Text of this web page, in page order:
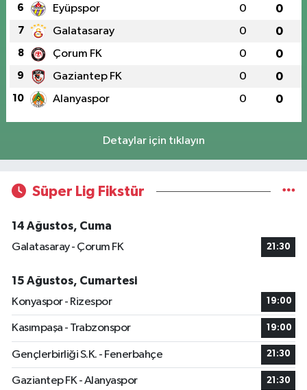
6 Eyüpspor 0 0
7 Galatasaray 0 0
8 Çorum FK 0 0
9 Gaziantep FK 0 0
10 Alanyaspor 0 0
Detaylar için tıklayın
Süper Lig Fikstür
14 Ağustos, Cuma
Galatasaray - Çorum FK
21:30
15 Ağustos, Cumartesi
Konyaspor - Rizespor
19:00
Kasımpaşa - Trabzonspor 19:00
Gençlerbirliği S.K. - Fenerbahçe 21:30
Gaziantep FK - Alanyaspor 21:30